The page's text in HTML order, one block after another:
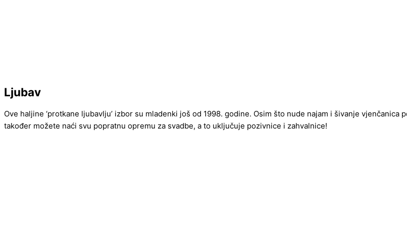
Ljubav
Ove haljine ‘protkane ljubavlju’ izbor su mladenki još od 1998. godine. Osim što nude najam i šivanje vjenčanica
također možete naći svu popratnu opremu za svadbe, a to uključuje pozivnice i zahvalnice!